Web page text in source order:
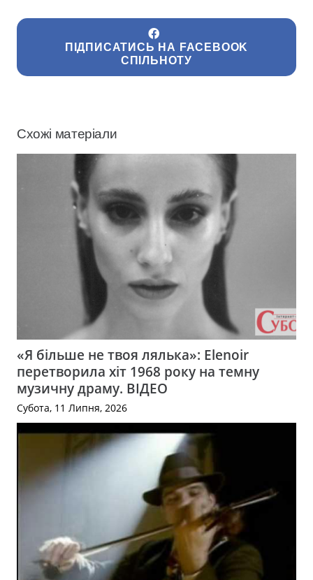
ПІДПИСАТИСЬ НА FACEBOOK
СПІЛЬНОТУ
Схожі матеріали
«Я більше не твоя лялька»: Elenoir
перетворила хіт 1968 року на темну
музичну драму. ВІДЕО
Субота, 11 Липня, 2026